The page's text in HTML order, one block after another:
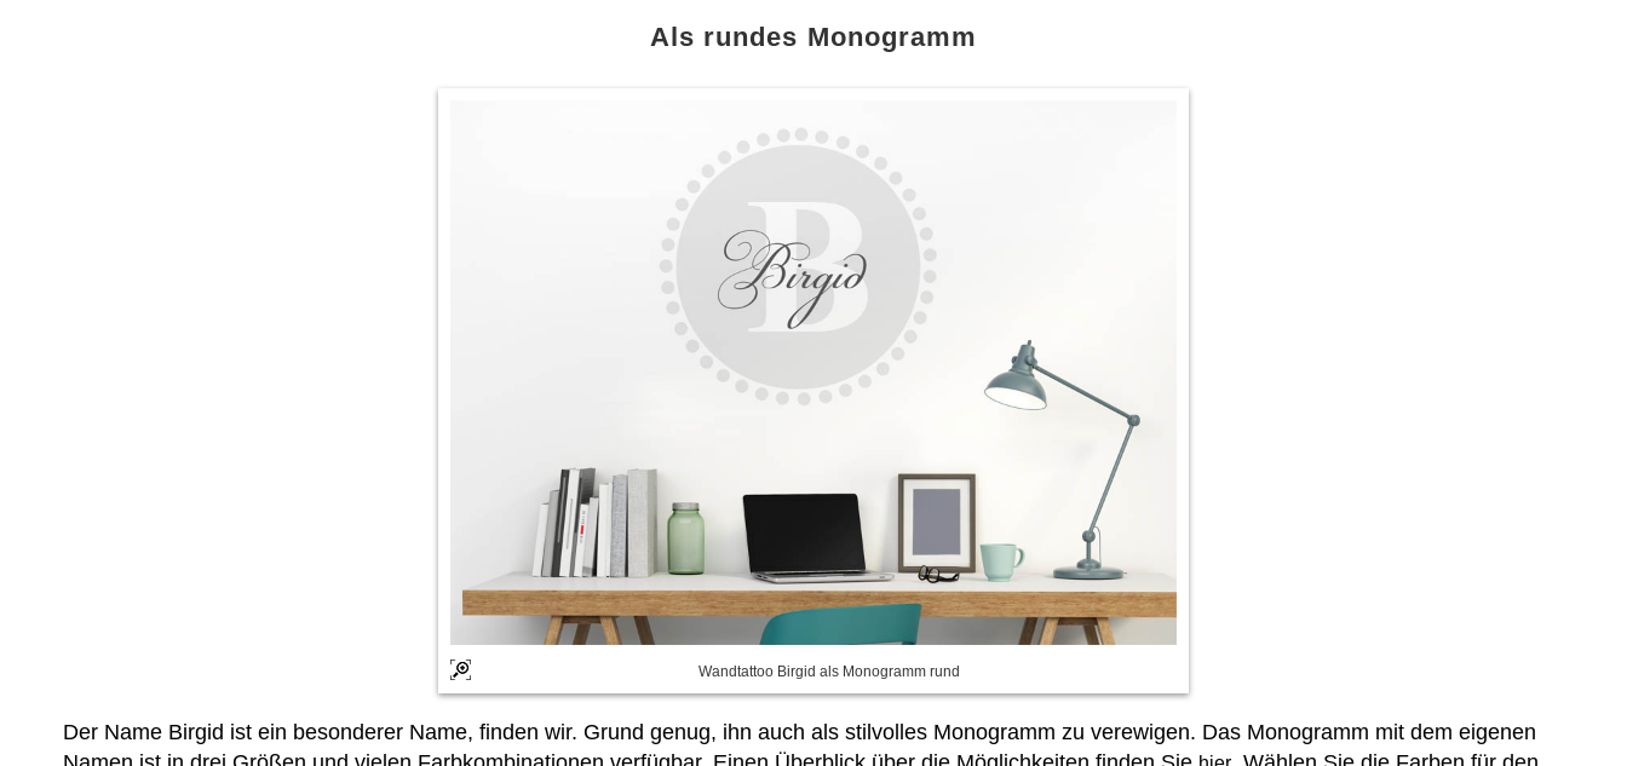
Als rundes Monogramm
Wandtattoo Birgid als Monogramm rund
Der Name Birgid ist ein besonderer Name, finden wir. Grund genug, ihn auch als stilvolles Monogramm zu verewigen. Das Monogramm mit dem eigenen